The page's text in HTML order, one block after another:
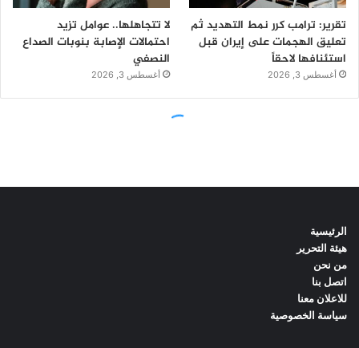
الرئيسية
هيئة التحرير
من نحن
اتصل بنا
للاعلان معنا
سياسة الخصوصية